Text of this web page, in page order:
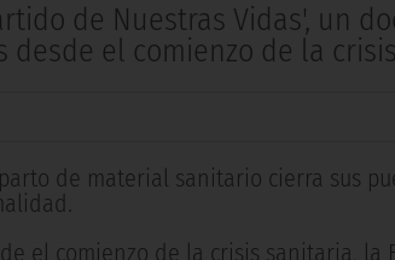
de Nuestras Vidas', un
desde el comienzo de la
de material sanitario cierra sus
el comienzo de la crisis sanitaria, la